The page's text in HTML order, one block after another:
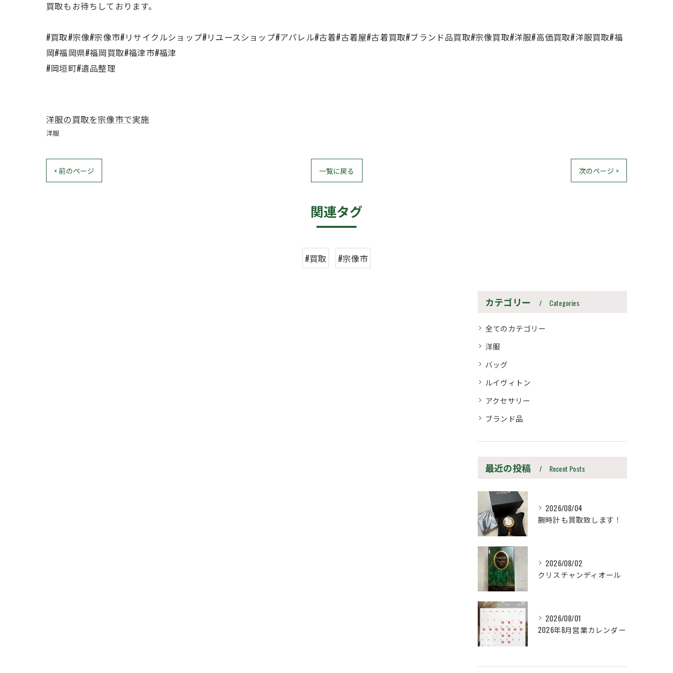
買取もお待ちしております。
#買取#宗像#宗像市#リサイクルショップ#リユースショップ#アパレル#古着#古着屋#古着買取#ブランド品買取#宗像買取#洋服#高価買取#洋服買取#福
岡#福岡県#福岡買取#福津市#福津
#岡垣町#遺品整理
洋服の買取を宗像市で実施
洋服
< 前のページ 一覧に戻る 次のページ >
関連タグ
#買取 #宗像市
カテゴリー Categories
全てのカテゴリー
洋服
バッグ
ルイヴィトン
アクセサリー
ブランド品
最近の投稿 Recent Posts
2026/08/04
腕時計も買取致します！
2026/08/02
クリスチャンディオール
2026/08/01
2026年8月営業カレンダー